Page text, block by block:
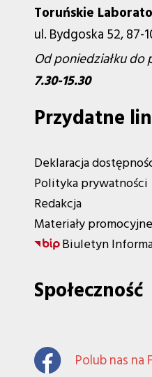
Toruńskie
ul. Bydgoska 52, 87-
Od poniedziałku
7.30-15.30
Przydatne
Deklaracja
Polityka prywatności
Redakcja
Materiały
Biuletyn
Społeczność
Polub nas na